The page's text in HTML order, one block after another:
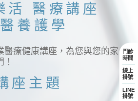
活 醫療講座
養護學
醫療健康講座，為您與您的家
座主題
門診
時間
線上
掛號
LINE
掛號